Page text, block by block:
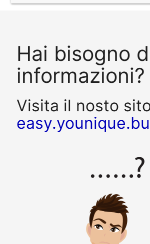
Hai bisogno
informazioni?
Visita il nosto